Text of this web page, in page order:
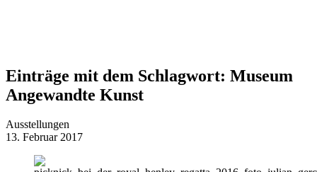
Einträge mit dem Schlagwort: Museum
Angewandte Kunst
Ausstellungen
13. Februar 2017